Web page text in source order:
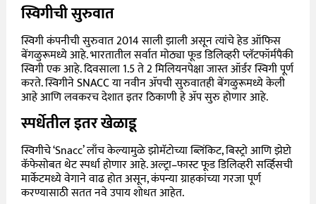
स्विगीचीसुरुवात
स्विगी कंपनीची सुरुवात2014साली झाली असून त्यांचे हेड ऑफिस
बेंगळुरूमध्ये आहे.भारतातील सर्वात मोठ्या फूड डिलिव्हरी प्लॅटफॉर्मपैकी
स्विगी एक आहे.दिवसाला1.5ते2मिलियनपेक्षा जास्त ऑर्डर स्विगी पूर्ण
करते.स्विगीनेSNACCया नवीन ॲपची सुरुवातही बेंगळुरूमध्ये केली
आहे आणि लवकरच देशात इतर ठिकाणी हे ॲप सुरु होणार आहे.
स्पर्धेतीलइतरखेळाडू
स्विगीचे‘Snacc’लाँच केल्यामुळे झोमॅटोच्या ब्लिंकिट,बिस्ट्रो आणि झेप्टो
कॅफेसोबत थेट स्पर्धा होणार आहे.अल्ट्रा–फास्ट फूड डिलिव्हरी सर्व्हिसची
मार्केटमध्ये वेगाने वाढ होत असून,कंपन्या ग्राहकांच्या गरजा पूर्ण
करण्यासाठी सतत नवे उपाय शोधत आहेत.